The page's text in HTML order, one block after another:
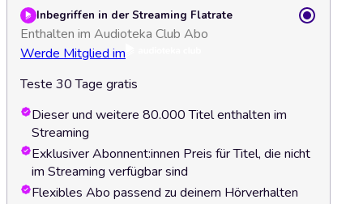
Inbegriffen in der Streaming Flatrate
Enthalten im Audioteka Club Abo
Werde Mitglied im
Teste 30 Tage gratis
Dieser und weitere 80.000 Titel enthalten im
Streaming
Exklusiver Abonnent:innen Preis für Titel, die nicht
im Streaming verfügbar sind
Flexibles Abo passend zu deinem Hörverhalten